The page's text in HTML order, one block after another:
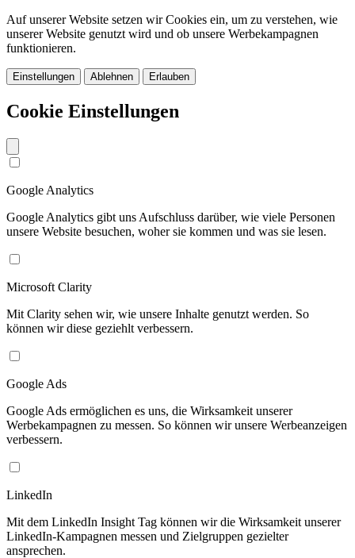
Auf unserer Website setzen wir Cookies ein, um zu verstehen, wie
unserer Website genutzt wird und ob unsere Werbekampagnen
funktionieren.
Einstellungen Ablehnen Erlauben
Cookie Einstellungen
Google Analytics
Google Analytics gibt uns Aufschluss darüber, wie viele Personen
unsere Website besuchen, woher sie kommen und was sie lesen.
Microsoft Clarity
Mit Clarity sehen wir, wie unsere Inhalte genutzt werden. So
können wir diese geziehlt verbessern.
Google Ads
Google Ads ermöglichen es uns, die Wirksamkeit unserer
Werbekampagnen zu messen. So können wir unsere Werbeanzeigen
verbessern.
LinkedIn
Mit dem LinkedIn Insight Tag können wir die Wirksamkeit unserer
LinkedIn-Kampagnen messen und Zielgruppen gezielter
ansprechen.